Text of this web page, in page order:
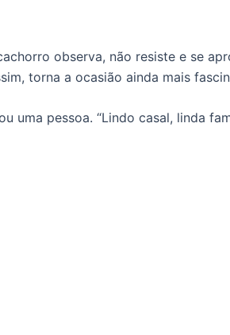
observa, não resiste e se
torna a ocasião ainda mais
uma pessoa. “Lindo casal, linda